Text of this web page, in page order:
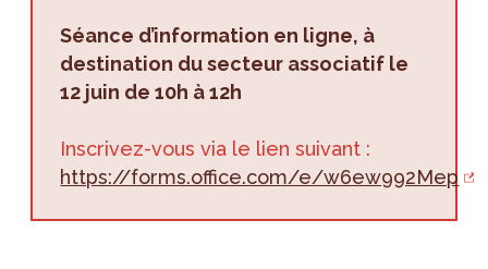
Séance d’information en ligne, à
destination du secteur associatif le
12 juin de 10h à 12h
Inscrivez-vous via le lien suivant :
https://forms.office.com/e/w6ew992Mep